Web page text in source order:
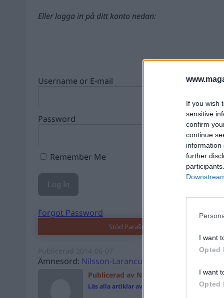
If you wish
sensitive
confirm
continue
information
further
I want
Opted
I want
Opted
Eller logga in på ditt konto nedan:
Username or E-mail
Password
Remember Me
Forgot Password
Stöd Para§rafs bevakning av
Ämnesord: Nilsson-Larancuent
Publicerad av Nilsson-Larancuent
Läs alla artiklar av Nilsson-Larancuent